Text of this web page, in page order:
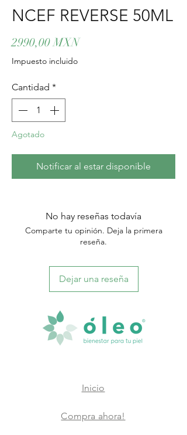
NCEF REVERSE 50ML
2990,00 MXNPrecio
Impuesto incluido
Cantidad *
Agotado
Notificar al estar disponible
No hay reseñas todavía
Comparte tu opinión. Deja la primera
reseña.
Dejar una reseña
Inicio
Compra ahora!